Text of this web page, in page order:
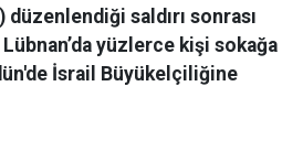
saldırı sonrası
Lübnan’da yüzlerce kişi sokağa
İsrail Büyükelçiliğine